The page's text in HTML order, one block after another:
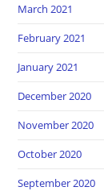
March 2021
February 2021
January 2021
December 2020
November 2020
October 2020
September 2020